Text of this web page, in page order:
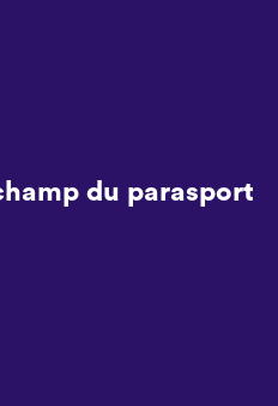
du parasport